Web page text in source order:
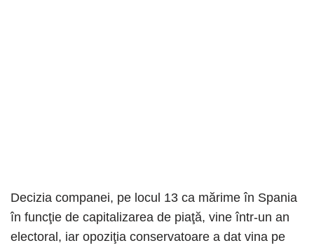
Decizia companei, pe locul 13 ca mărime în Spania
în funcţie de capitalizarea de piaţă, vine într-un an
electoral, iar opoziţia conservatoare a dat vina pe